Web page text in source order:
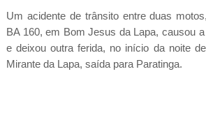
Um acidente de trânsito entre duas
BA 160, em Bom Jesus da Lapa, causou
e deixou outra ferida, no início da noite
Mirante da Lapa, saída para Paratinga.